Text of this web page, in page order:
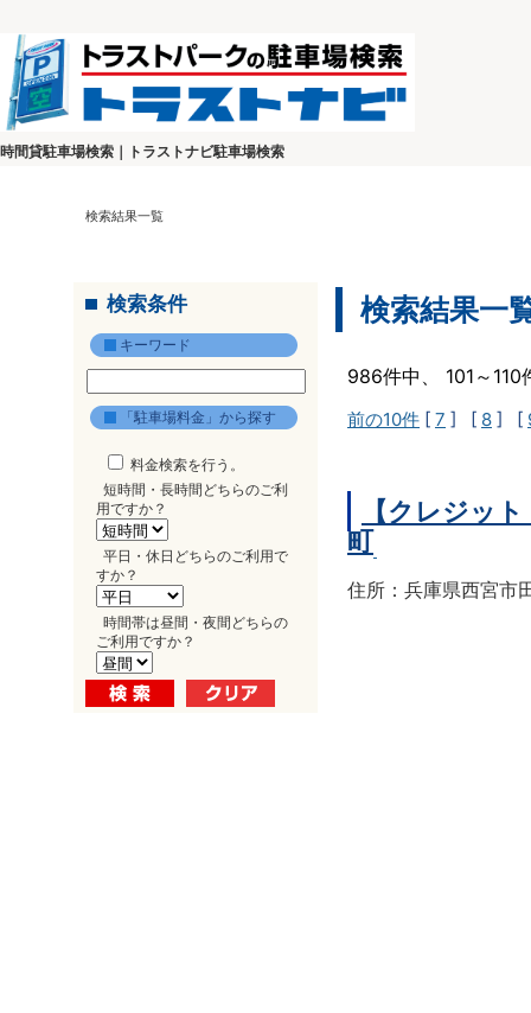
時間貸駐車場検索｜トラストナビ駐車場検索
検索結果一覧
検索条件
キーワード
「駐車場料金」から探す
料金検索を行う。
短時間・長時間どちらのご利
用ですか？
平日・休日どちらのご利用で
すか？
時間帯は昼間・夜間どちらの
ご利用ですか？
検索結果一
986件中、 101～
前の10件 [ 7 ] [ 8 ] [
【クレジッ
町
住所：兵庫県西宮市